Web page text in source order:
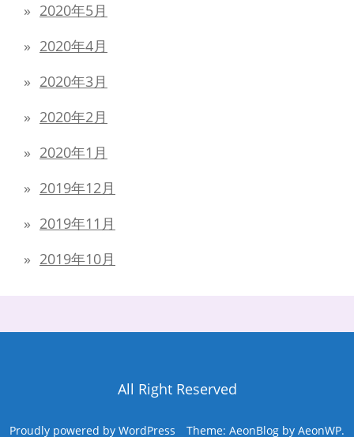
2020年5月
2020年4月
2020年3月
2020年2月
2020年1月
2019年12月
2019年11月
2019年10月
All Right Reserved
Proudly powered by WordPress Theme: AeonBlog by AeonWP.